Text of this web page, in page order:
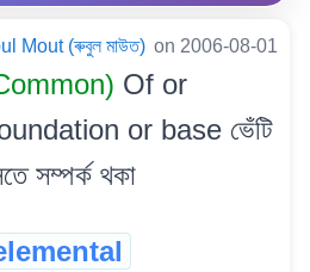
Mout (ৰুবুল মাউত) on 2006-08-01
Of or
or base ভেঁটি
সম্পৰ্ক থকা